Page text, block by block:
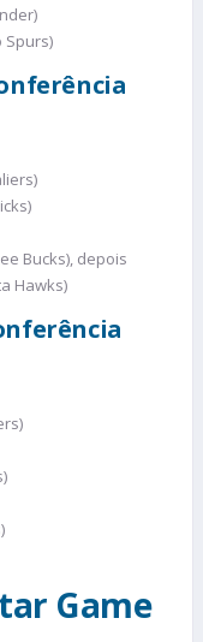
Spurs)
Bucks), depois
Hawks)
Game